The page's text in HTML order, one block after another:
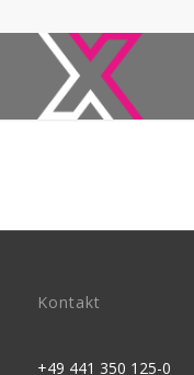
Kontakt
+49 441 350 125-0